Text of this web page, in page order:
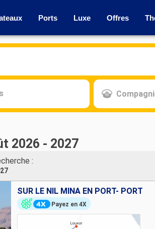
Ports Luxe Offres
2026 - 2027
:
SUR LE NIL MINA EN PORT- PORT
Payez en 4X